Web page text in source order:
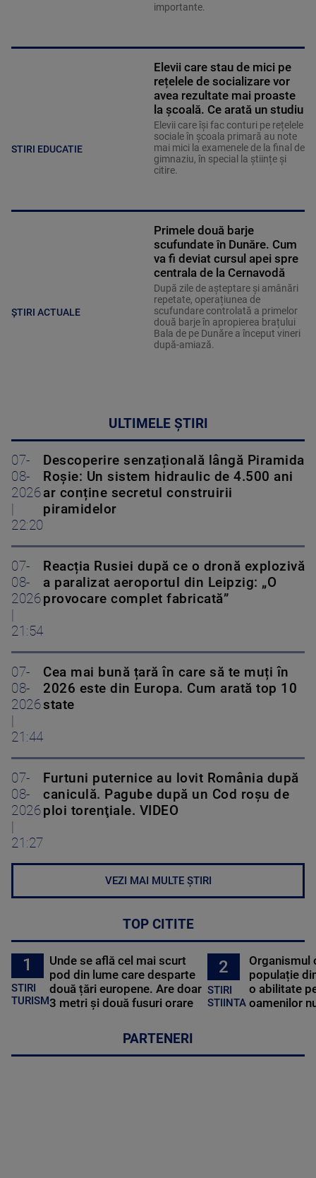
importante.
STIRI EDUCATIE
Elevii care stau de mici pe
rețelele de socializare vor
avea rezultate mai proaste
la școală. Ce arată un studiu
Elevii care îşi fac conturi pe rețelele
sociale în școala primară au note
mai mici la examenele de la final de
gimnaziu, în special la științe și
citire.
ȘTIRI ACTUALE
Primele două barje
scufundate în Dunăre. Cum
va fi deviat cursul apei spre
centrala de la Cernavodă
După zile de așteptare și amânări
repetate, operațiunea de
scufundare controlată a primelor
două barje în apropierea brațului
Bala de pe Dunăre a început vineri
după-amiază.
ULTIMELE ȘTIRI
07-
08-
2026
22:20
Descoperire senzațională lângă Piramida
Roșie: Un sistem hidraulic de 4.500 ani
ar conține secretul construirii
piramidelor
07-
08-
2026
21:54
Reacția Rusiei după ce o dronă explozivă
a paralizat aeroportul din Leipzig: „O
provocare complet fabricată”
07-
08-
2026
21:44
Cea mai bună țară în care să te muți în
2026 este din Europa. Cum arată top 10
state
07-
08-
2026
21:27
Furtuni puternice au lovit România după
caniculă. Pagube după un Cod roşu de
ploi torenţiale. VIDEO
VEZI MAI MULTE ȘTIRI
TOP CITITE
1
STIRI
TURISM
Unde se află cel mai scurt
pod din lume care desparte
două țări europene. Are doar
3 metri și două fusuri orare
2
STIRI
STIINTA
Organismul
populație
o abilitate
oamenilor
PARTENERI